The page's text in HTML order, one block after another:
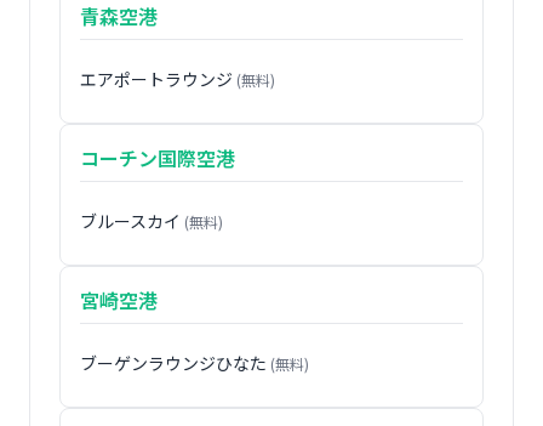
青森空港
エアポートラウンジ (無料)
コーチン国際空港
ブルースカイ (無料)
宮崎空港
ブーゲンラウンジひなた (無料)